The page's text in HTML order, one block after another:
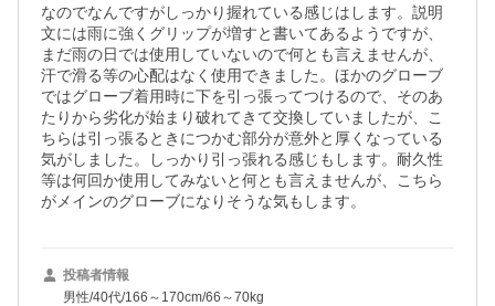
なのでなんですがしっかり握れている感じはします。説明
文には雨に強くグリップが増すと書いてあるようですが、
まだ雨の日では使用していないので何とも言えませんが、
汗で滑る等の心配はなく使用できました。ほかのグローブ
ではグローブ着用時に下を引っ張ってつけるので、そのあ
たりから劣化が始まり破れてきて交換していましたが、こ
ちらは引っ張るときにつかむ部分が意外と厚くなっている
気がしました。しっかり引っ張れる感じもします。耐久性
等は何回か使用してみないと何とも言えませんが、こちら
がメインのグローブになりそうな気もします。
投稿者情報
男性/40代/166～170cm/66～70kg